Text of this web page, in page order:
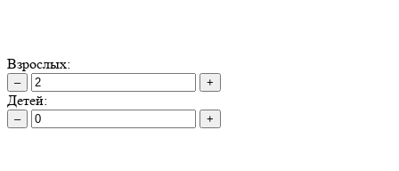
Взрослых:
– +
Детей:
– +